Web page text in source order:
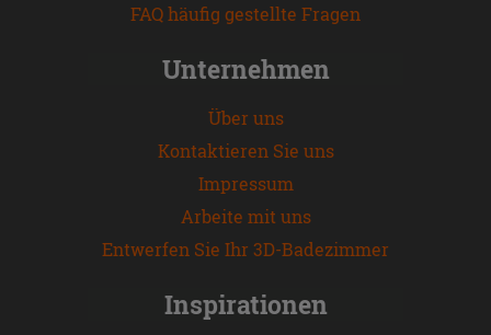
FAQ häufig gestellte Fragen
Unternehmen
Über uns
Kontaktieren Sie uns
Impressum
Arbeite mit uns
Entwerfen Sie Ihr 3D-Badezimmer
Inspirationen